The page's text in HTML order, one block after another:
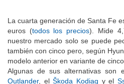
La cuarta generación de Santa Fe
euros ( todos los precios ). Mide
nuestro mercado solo se puede
también con cinco pero, según
modelo anterior en variante de
Algunas de sus alternativas son